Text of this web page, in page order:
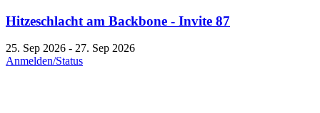
Hitzeschlacht am Backbone - Invite 87
25. Sep 2026 - 27. Sep 2026
Anmelden/Status